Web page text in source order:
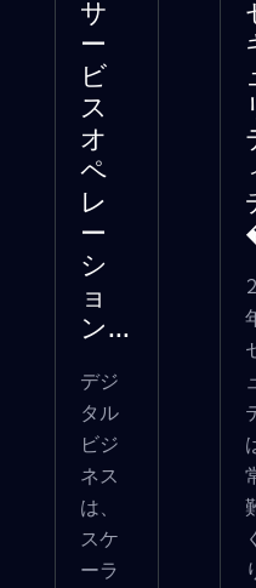
サ
ー
ビ
ス
オ
ペ
レ
ー
シ
ョ
ン...
デジ
タル
ビジ
ネス
は、
スケ
ーラ